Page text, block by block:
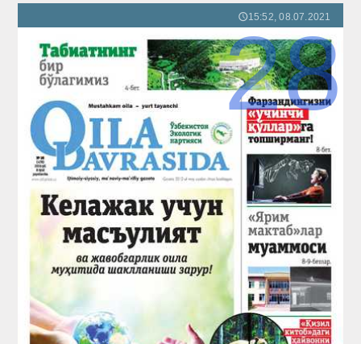
🕔15:52, 08.07.2021
28